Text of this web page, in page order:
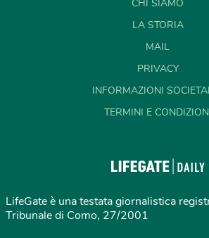
CHI SIAMO
LA STORIA
MAIL
PRIVACY
INFORMAZIONI
TERMINI E
LifeGate è una testata giornalistica
Tribunale di Como, 27/2001